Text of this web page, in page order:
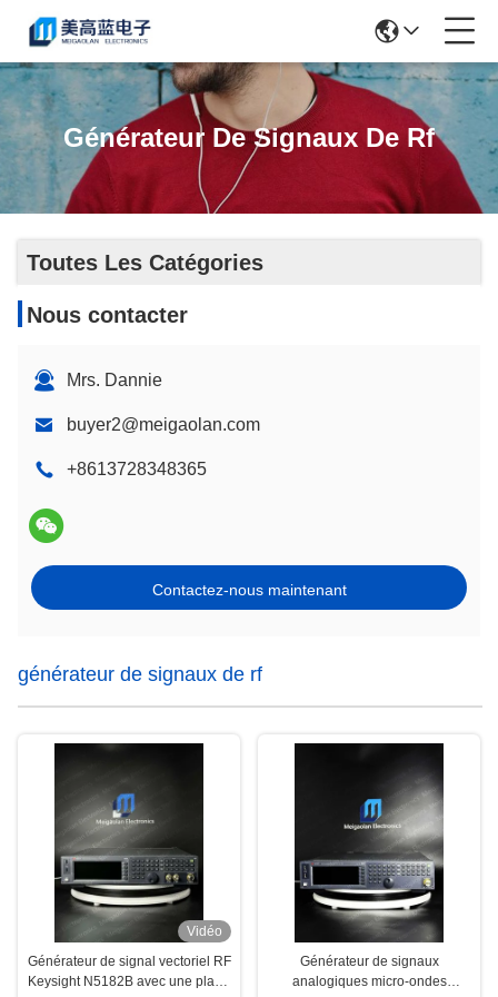
Générateur De Signaux De Rf
Toutes Les Catégories
Nous contacter
Mrs. Dannie
buyer2@meigaolan.com
+8613728348365
Contactez-nous maintenant
générateur de signaux de rf
Vidéo
Générateur de signal vectoriel RF
Keysight N5182B avec une plage
Générateur de signaux
analogiques micro-ondes